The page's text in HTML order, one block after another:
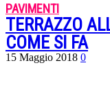
PAVIMENTI
TERRAZZO
COME SI FA
15 Maggio 2018 0